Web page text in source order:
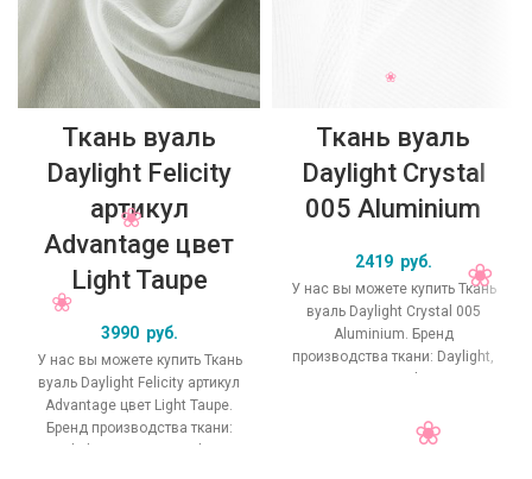
Ткань вуаль
Daylight Felicity
артикул
Advantage цвет
Light Taupe
3990 руб.
У нас вы можете купить Ткань
вуаль Daylight Felicity артикул
Advantage цвет Light Taupe.
Бренд производства ткани:
Daylight, коллекция Felicity,
Ткань вуаль
Daylight Crystal
005 Aluminium
2419 руб.
У нас вы можете купить Ткань
вуаль Daylight Crystal 005
Aluminium. Бренд
производства ткани: Daylight,
коллекция Crystal, основной